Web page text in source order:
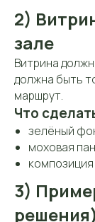
2)
зале
Витрина
должна быть
маршрут.
Что
зелёный
моховая
3)
решения)